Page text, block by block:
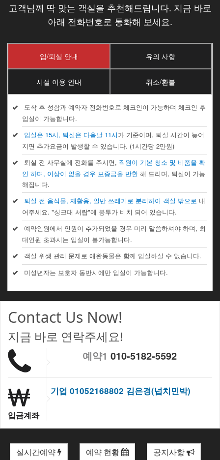
고객님께 딱 맞는 객실을 추천해드립니다. 지금 바로
아래 전화번호로 통화해 보세요.
입/퇴실 안내 유의 사항
시설 이용 안내 취소/환불
도착 후 성함과 예약자 전화번호로 체크인이 가능하며 체크인 후
입실이 가능합니다.
입실은 15시, 퇴실은 다음날 11시가 기준이며, 퇴실 시간이 늦어
지면 추가요금이 발생할 수 있습니다. (1시간당 2만원)
퇴실 전 사무실에 전화를 주시면, 직원이 기본 청소 및 비품을 확
인 하며, 이상이 없을 경우 보증금을 반환해 드리며, 퇴실이 가능
해집니다.
퇴실 전 음식물, 재활용, 일반 쓰레기로 분리하여 객실 밖으로 내
어주세요. "싱크대 서랍"에 봉투가 비치 되어 있습니다.
예약인원에서 인원이 추가되었을 경우 미리 말씀하셔야 하며, 최
대인원 초과시는 입실이 불가능합니다.
객실 위생 관리 문제로 애완동물은 함께 입실하실 수 없습니다.
미성년자는 보호자 동반시에만 입실이 가능합니다.
Contact Us Now!
지금 바로 연락주세요!
예약1 010-5182-5592
입금계좌
기업 01052168802 김은경(넙치민박)
실시간예약 예약 현황 공지사항